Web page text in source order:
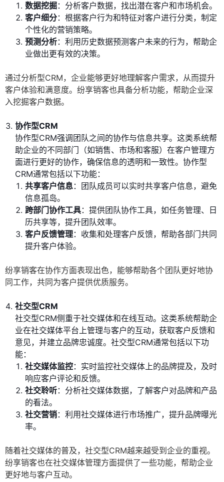
数据挖掘：分析客户数据，找出潜在客户和市场机会。
客户细分：根据客户行为和特征对客户进行分类，制定
个性化的营销策略。
预测分析：利用历史数据预测客户未来的行为，帮助企
业做出更有效的决策。
通过分析型CRM，企业能够更好地理解客户需求，从而提升
客户体验和满意度。纷享销客也具备分析功能，帮助企业深
入挖掘客户数据。
协作型CRM
协作型CRM强调团队之间的协作与信息共享。这类系统帮
助企业的不同部门（如销售、市场和客服）在客户管理方
面进行更好的协作，确保信息的透明和一致性。协作型
CRM通常包括以下功能：
共享客户信息：团队成员可以实时共享客户信息，避免
信息孤岛。
跨部门协作工具：提供团队协作工具，如任务管理、日
历共享等，提升团队效率。
客户反馈管理：收集和处理客户反馈，帮助各部门共同
提升客户体验。
纷享销客在协作方面表现出色，能够帮助各个团队更好地协
同工作，共同为客户提供优质服务。
社交型CRM
社交型CRM侧重于社交媒体和在线互动。这类系统帮助企
业在社交媒体平台上管理与客户的互动，获取客户反馈和
意见，并建立品牌忠诚度。社交型CRM通常包括以下功
能：
社交媒体监控：实时监控社交媒体上的品牌提及，及时
响应客户评论和反馈。
社交聆听：分析社交媒体数据，了解客户对品牌和产品
的看法。
社交营销：利用社交媒体进行市场推广，提升品牌曝光
率。
随着社交媒体的普及，社交型CRM越来越受到企业的重视。
纷享销客也在社交媒体管理方面提供了一些功能，帮助企业
更好地与客户互动。